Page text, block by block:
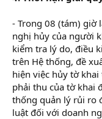
- Trong 08 (tám) giờ
nghị hủy của người
kiểm tra lý do, điều
trên Hệ thống, đề
hiện việc hủy tờ
phải thu của tờ khai
thống quản lý rủi ro
luật đối với doanh